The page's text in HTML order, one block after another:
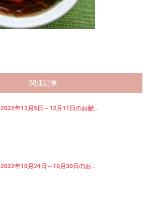
関連記事
2022年12月5日～12月11日のお献...
2022年10月24日～10月30日のお...